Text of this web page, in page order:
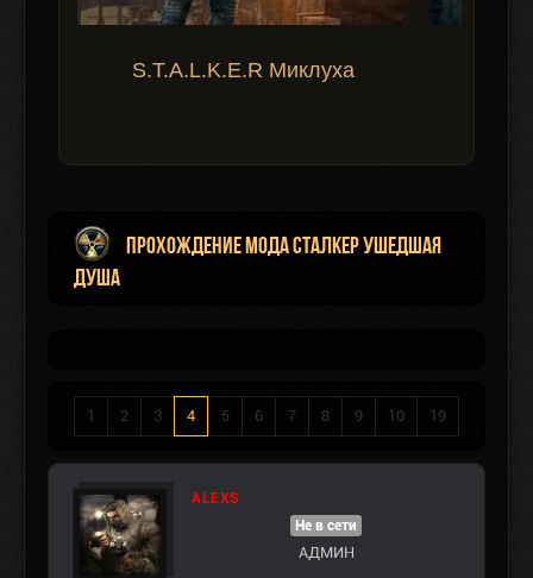
S.T.A.L.K.E.R Миклуха
Прохождение мода Сталкер Ушедшая
Душа
1 2 3 4 5 6 7 8 9 10 19
ALEXS
Не в сети
АДМИН